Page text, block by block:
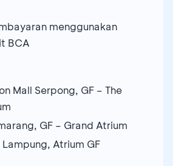
menggunakan
BCA
Mall Serpong, GF – The
GF – Grand Atrium
Atrium GF